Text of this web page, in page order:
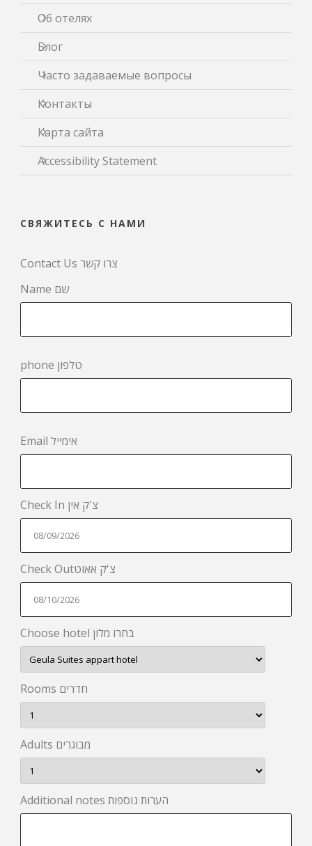
Об отелях
Блог
Часто задаваемые вопросы
Контакты
Карта сайта
Accessibility Statement
СВЯЖИТЕСЬ С НАМИ
Contact Us צרו קשר
Name שם
phone טלפון
Email אימייל
Check In צ'ק אין
Check Outצ'ק אאוט
Choose hotel בחרו מלון
Rooms חדרים
Adults מבוגרים
Additional notes הערות נוספות